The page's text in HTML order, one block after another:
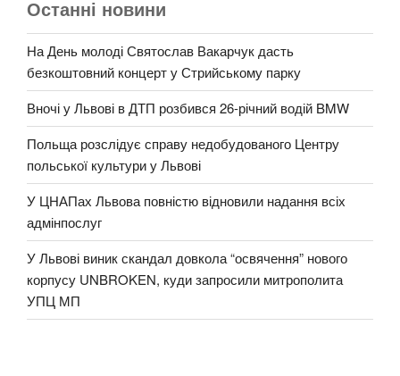
Останні новини
На День молоді Святослав Вакарчук дасть
безкоштовний концерт у Стрийському парку
Вночі у Львові в ДТП розбився 26-річний водій BMW
Польща розслідує справу недобудованого Центру
польської культури у Львові
У ЦНАПах Львова повністю відновили надання всіх
адмінпослуг
У Львові виник скандал довкола “освячення” нового
корпусу UNBROKEN, куди запросили митрополита
УПЦ МП